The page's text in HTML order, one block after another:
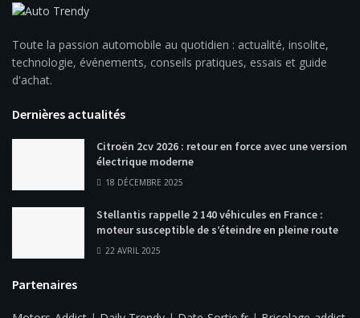
Toute la passion automobile au quotidien : actualité, insolite,
technologie, événements, conseils pratiques, essais et guide
d'achat.
Dernières actualités
Citroën 2cv 2026 : retour en force avec une version
électrique moderne
18 DÉCEMBRE 2025
Stellantis rappelle 2 140 véhicules en France :
moteur susceptible de s’éteindre en pleine route
22 AVRIL 2025
Partenaires